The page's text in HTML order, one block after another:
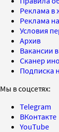
Реклама в
Реклама
Условия
Архив
Вакансии
Сканер
Подписка
Мы в соцсетях:
Telegram
ВКонтакте
YouTube